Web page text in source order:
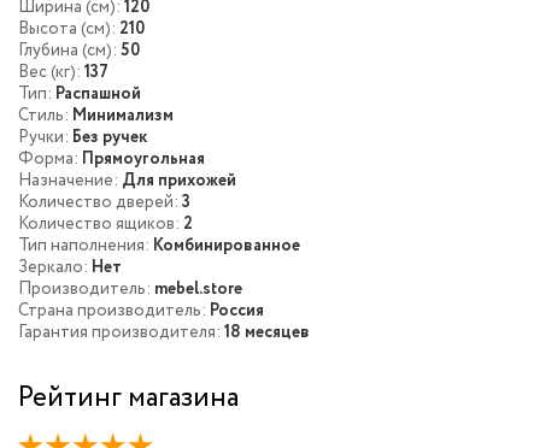
Ширина (см): 120
Высота (см): 210
Глубина (см): 50
Вес (кг): 137
Тип: Распашной
Стиль: Минимализм
Ручки: Без ручек
Форма: Прямоугольная
Назначение: Для прихожей
Количество дверей: 3
Количество ящиков: 2
Тип наполнения: Комбинированное
Зеркало: Нет
Производитель: mebel.store
Страна производитель: Россия
Гарантия производителя: 18 месяцев
Рейтинг магазина